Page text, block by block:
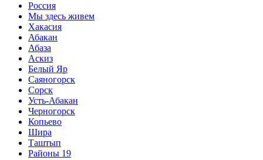
Россия
Мы здесь живем
Хакасия
Абакан
Абаза
Аскиз
Белый Яр
Саяногорск
Сорск
Усть-Абакан
Черногорск
Копьево
Шира
Таштып
Районы 19